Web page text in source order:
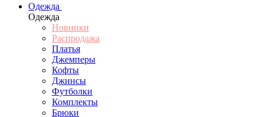
Одежда
Одежда
Новинки
Распродажа
Платья
Джемперы
Кофты
Джинсы
Футболки
Комплекты
Брюки